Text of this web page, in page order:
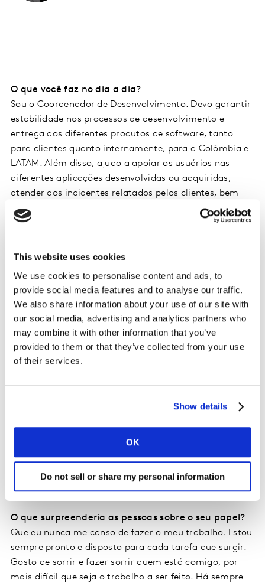
This website uses cookies
We use cookies to personalise content and ads, to
provide social media features and to analyse our traffic.
We also share information about your use of our site with
our social media, advertising and analytics partners who
may combine it with other information that you’ve
provided to them or that they’ve collected from your use
of their services.
Show details
OK
Do not sell or share my personal information
O que você faz no dia a dia?
Sou o Coordenador de Desenvolvimento. Devo garantir
estabilidade nos processos de desenvolvimento e
entrega dos diferentes produtos de software, tanto
para clientes quanto internamente, para a Colômbia e
LATAM. Além disso, ajudo a apoiar os usuários nas
diferentes aplicações desenvolvidas ou adquiridas,
atender aos incidentes relatados pelos clientes, bem
como gerenciar e garantir a segurança e
confidencialidade das informações armazenadas nos
Na Kantar estamos em constante crescimento,
que há de melhor em tecnologia a serviço de nossa
empresa.
Como a tecnologia desempenha um papel em nos
ajudar a desenvolver novos produtos e soluções?
A tecnologia é uma das melhores ferramentas para
cada dia surgem novas tecnologias, como Inteligência
necessárias para aproveitar corretamente as fontes de
informação que também estão em constante evolução.
A tecnologia é tão importante para o futuro da Kantar,
caso contrário a concorrência poderia facilmente nos
deixar para trás no mercado.
O que surpreenderia as pessoas sobre o seu papel?
Que eu nunca me canso de fazer o meu trabalho. Estou
sempre pronto e disposto para cada tarefa que surgir.
Gosto de sorrir e fazer sorrir quem está comigo, por
mais difícil que seja o trabalho a ser feito. Há sempre